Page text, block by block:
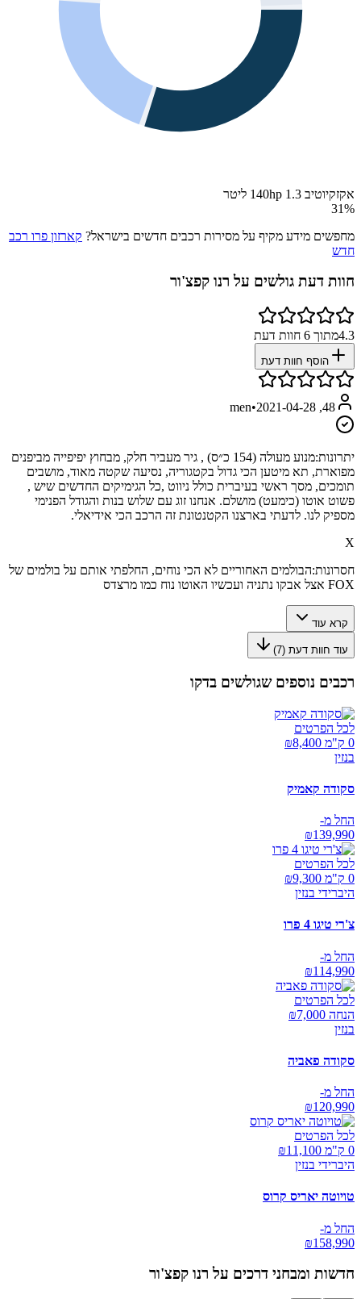
אקזקיוטיב 140hp 1.3 ליטר
31%
מחפשים מידע מקיף על מסירות רכבים חדשים בישראל? קארזון פרו רכב
חדש
חוות דעת גולשים על רנו קפצ'ור
4.3מתוך 6 חוות דעת
הוסף חוות דעת
48, men
•2021-04-28
יתרונות:
מנוע מעולה (154 כ״ס) , גיר מעביר חלק, מבחוץ יפיפייה מביפנים
מפוארת, תא מיטען הכי גדול בקטגוריה, נסיעה שקטה מאוד, מושבים
תומכים, מסך ראשי בעיברית כולל ניווט ,כל הגימיקים החדשים שיש ,
פשוט אוטו (כימעט) מושלם. אנחנו זוג עם שלוש בנות והגודל הפנימי
מספיק לנו. לדעתי בארצנו הקטנטונת זה הרכב הכי אידיאלי.
X
חסרונות:הבולמים האחוריים לא הכי נוחים, החלפתי אותם על בולמים של
FOX אצל אבקו נתניה ועכשיו האוטו נוח כמו מרצדס
קרא עוד
עוד חוות דעת (7
)
רכבים נוספים שגולשים בדקו
לכל הפרטים
0 ק"מ ₪
8,400
בנזין
סקודה קאמיק
החל מ-
₪139,990
לכל הפרטים
0 ק"מ ₪
9,300
היברידי בנזין
צ'רי טיגו 4 פרו
החל מ-
₪114,990
לכל הפרטים
הנחה ₪ 7,000
בנזין
סקודה פאביה
החל מ-
₪120,990
לכל הפרטים
0 ק"מ ₪
11,100
היברידי בנזין
טויוטה יאריס קרוס
החל מ-
₪158,990
חדשות ומבחני דרכים על רנו קפצ'ור